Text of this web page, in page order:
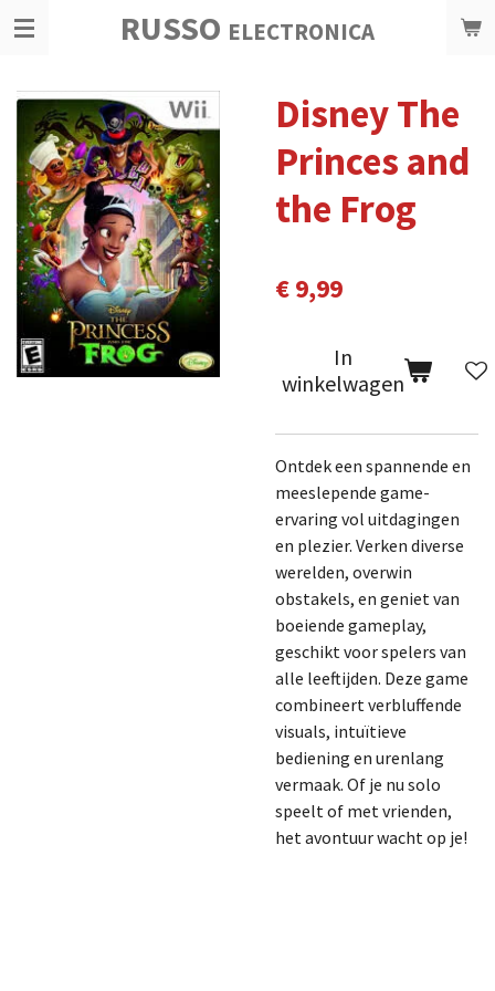
Ga
de
hoofdinhoud
RUSSO ELECTRONICA
Disney The
Princes and
the Frog
€ 9,99
In
winkelwagen
Ontdek een spannende en
meeslepende game-
ervaring vol uitdagingen
en plezier. Verken diverse
werelden, overwin
obstakels, en geniet van
boeiende gameplay,
geschikt voor spelers van
alle leeftijden. Deze game
combineert verbluffende
visuals, intuïtieve
bediening en urenlang
vermaak. Of je nu solo
speelt of met vrienden,
het avontuur wacht op je!